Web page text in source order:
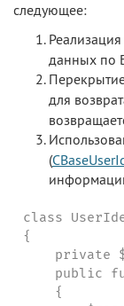
следующее:
данных по
для
(
class
{
private
public
    {